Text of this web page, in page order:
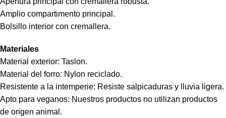
Amplio compartimento principal.
Bolsillo interior con cremallera.
Materiales
Material exterior: Taslon.
Material del forro: Nylon reciclado.
Resistente a la intemperie: Resiste salpicaduras y lluvia ligera.
Apto para veganos: Nuestros productos no utilizan productos
de origen animal.